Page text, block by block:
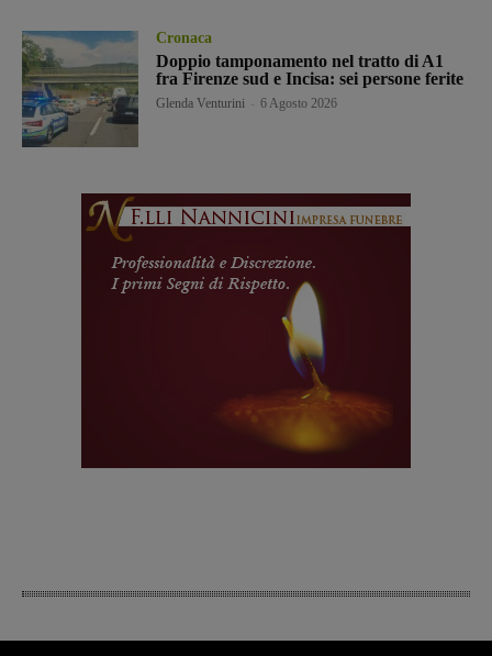
Cronaca
Doppio tamponamento nel tratto di A1
fra Firenze sud e Incisa: sei persone ferite
Glenda Venturini 6 Agosto 2026